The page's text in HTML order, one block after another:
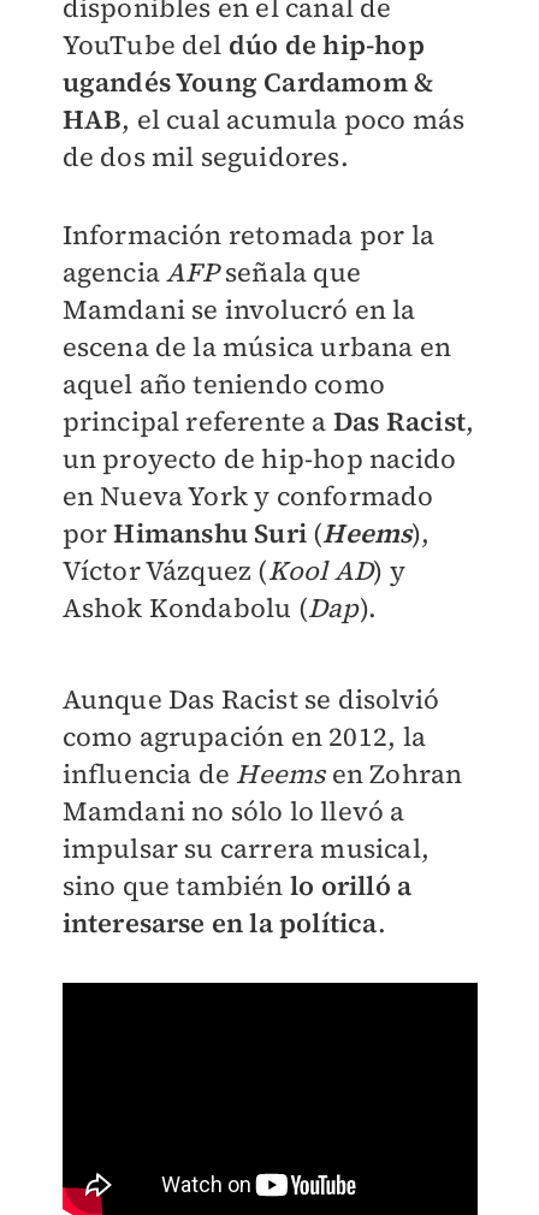
disponibles en el canal de
YouTube del dúo de hip-hop
ugandés Young Cardamom &
HAB, el cual acumula poco más
de dos mil seguidores.
Información retomada por la
agenciaAFPseñala que
Mamdani se involucró en la
escena de la música urbana en
aquel año teniendo como
principal referente a Das Racist,
un proyecto de hip-hop nacido
en Nueva York y conformado
porHimanshu Suri(Heems),
Víctor Vázquez (Kool AD) y
Ashok Kondabolu (Dap).
Aunque Das Racist se disolvió
como agrupación en 2012, la
influencia de Heems en Zohran
Mamdani no sólo lo llevó a
impulsar su carrera musical,
sino que también lo orilló a
interesarse en la política.